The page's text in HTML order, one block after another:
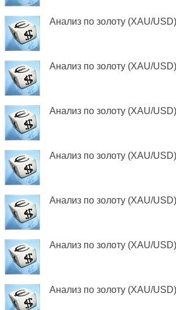
Анализ по золоту (XAU/
Анализ по золоту (XAU/
Анализ по золоту (XAU/
Анализ по золоту (XAU/
Анализ по золоту (XAU/
Анализ по золоту (XAU/
Анализ по золоту (XAU/